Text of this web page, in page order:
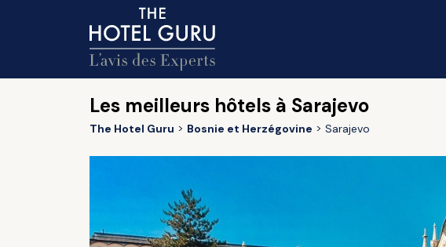
Les meilleurs hôtels à Sarajevo
The Hotel Guru Bosnie et Herzégovine Sarajevo